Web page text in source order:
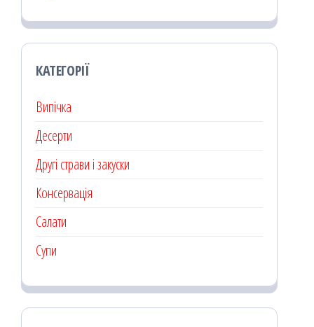
КАТЕГОРІЇ
Випічка
Десерти
Другі страви і закуски
Консервація
Салати
Супи